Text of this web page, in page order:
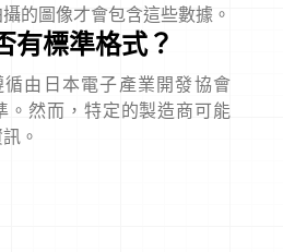
的圖像才會包含這些數據。
有標準格式？
由日本電子產業開發協會
。然而，特定的製造商可能
。